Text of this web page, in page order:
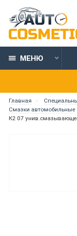
МЕНЮ
Главная
Смазки автомобильные
К2 07